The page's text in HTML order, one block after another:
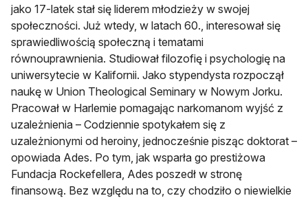
jako 17-latek stał się liderem młodzieży w swojej
społeczności. Już wtedy, w latach 60., interesował się
sprawiedliwością społeczną i tematami
równouprawnienia. Studiował filozofię i psychologię na
uniwersytecie w Kalifornii. Jako stypendysta rozpoczął
naukę w Union Theological Seminary w Nowym Jorku.
Pracował w Harlemie pomagając narkomanom wyjść z
uzależnienia – Codziennie spotykałem się z
uzależnionymi od heroiny, jednocześnie pisząc doktorat –
opowiada Ades. Po tym, jak wsparła go prestiżowa
Fundacja Rockefellera, Ades poszedł w stronę
finansową. Bez względu na to, czy chodziło o niewielkie